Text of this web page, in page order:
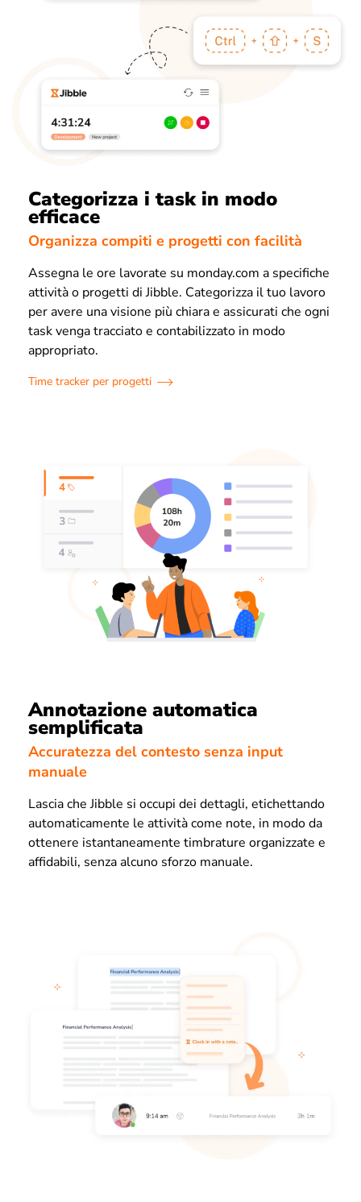
Categorizza i task in modo
efficace
Organizza compiti e progetti con facilità
Assegna le ore lavorate su monday.com a specifiche
attività o progetti di Jibble. Categorizza il tuo lavoro
per avere una visione più chiara e assicurati che ogni
task venga tracciato e contabilizzato in modo
appropriato.
Time tracker per progetti
Annotazione automatica
semplificata
Accuratezza del contesto senza input
manuale
Lascia che Jibble si occupi dei dettagli, etichettando
automaticamente le attività come note, in modo da
ottenere istantaneamente timbrature organizzate e
affidabili, senza alcuno sforzo manuale.